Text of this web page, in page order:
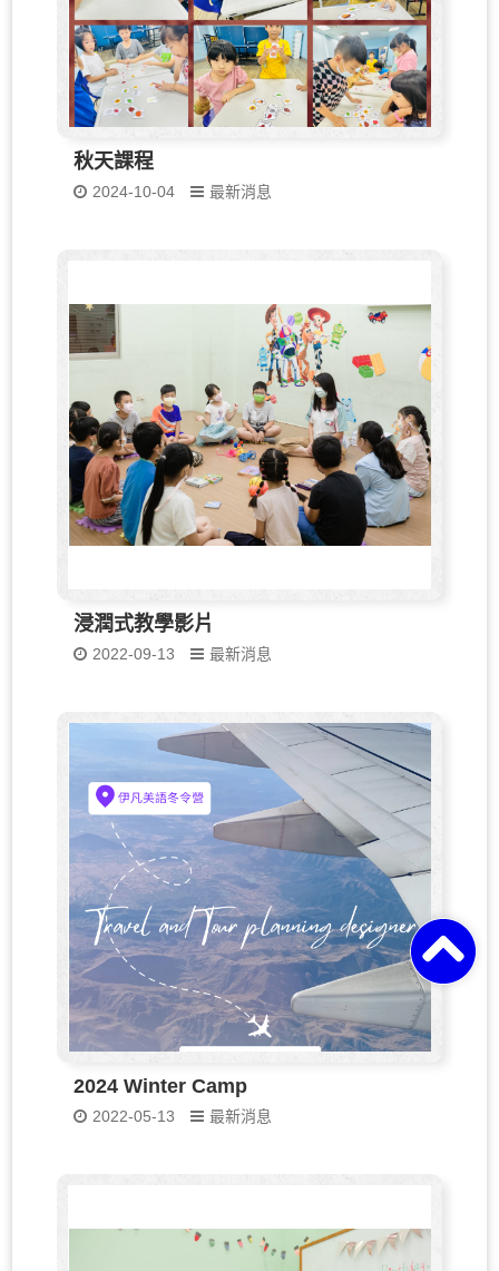
秋天課程
2024-10-04 最新消息
浸潤式教學影片
2022-09-13 最新消息
2024 Winter Camp
2022-05-13 最新消息